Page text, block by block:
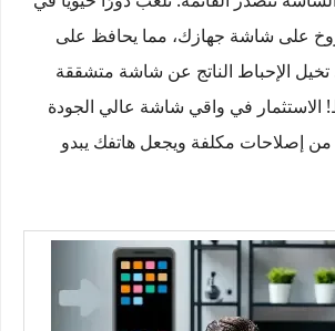
على شاشة جهازك، مما يحافظ على
تخيل الإحباط الناتج عن شاشة متشققة
في واقي شاشة عالي الجودة
إصلاحات مكلفة ويجعل هاتفك يبدو